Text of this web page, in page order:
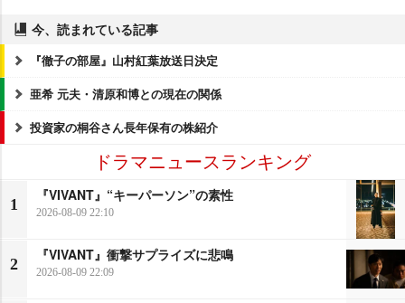
今、読まれている記事
『徹子の部屋』山村紅葉放送日決定
亜希 元夫・清原和博との現在の関係
投資家の桐谷さん長年保有の株紹介
ドラマニュースランキング
1
『VIVANT』“キーパーソン”の素性
2026-08-09 22:10
2
『VIVANT』衝撃サプライズに悲鳴
2026-08-09 22:09